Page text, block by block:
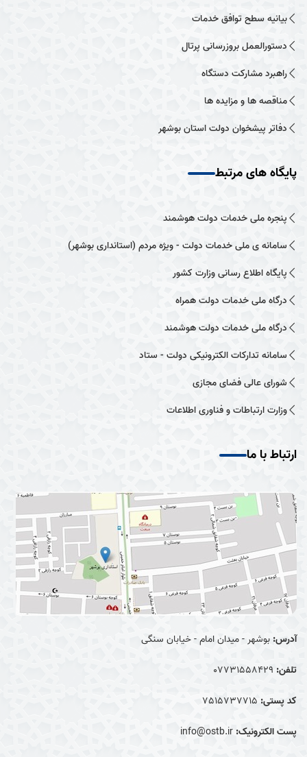
بیانیه سطح توافق خدمات
دستورالعمل بروزرسانی پرتال
راهبرد مشارکت دستگاه
مناقصه ها و مزایده ها
دفاتر پیشخوان دولت استان بوشهر
پایگاه های مرتبط
پنجره ملی خدمات دولت هوشمند
سامانه ی ملی خدمات دولت - ویژه مردم (استانداری بوشهر)
پایگاه اطلاع رسانی وزارت کشور
درگاه ملی خدمات دولت همراه
درگاه ملی خدمات دولت هوشمند
سامانه تدارکات الکترونیکی دولت - ستاد
شورای عالی فضای مجازی
وزارت ارتباطات و فناوری اطلاعات
ارتباط با ما
آدرس: بوشهر - میدان امام - خیابان سنگی
تلفن: 07731558429
کد پستی: 7515737715
پست الکترونیک: info@ostb.ir